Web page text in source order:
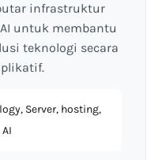
infrastruktur
untuk membantu
teknologi secara
Server, hosting,